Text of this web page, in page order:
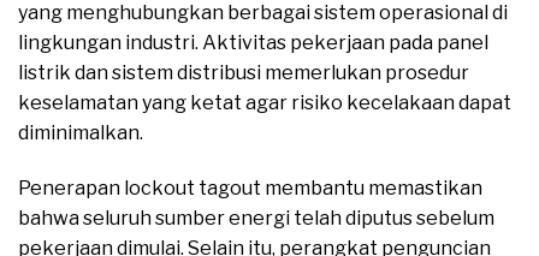
yang menghubungkan berbagai sistem operasional di
lingkungan industri. Aktivitas pekerjaan pada panel
listrik dan sistem distribusi memerlukan prosedur
keselamatan yang ketat agar risiko kecelakaan dapat
diminimalkan.
Penerapan lockout tagout membantu memastikan
bahwa seluruh sumber energi telah diputus sebelum
pekerjaan dimulai. Selain itu, perangkat penguncian